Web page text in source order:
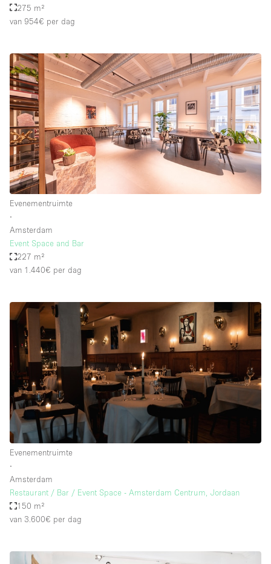
275 m²
van 954€ per dag
Evenementruimte
∙
Amsterdam
Event Space and Bar
227 m²
van 1.440€ per dag
Evenementruimte
∙
Amsterdam
Restaurant / Bar / Event Space - Amsterdam Centrum, Jordaan
150 m²
van 3.600€ per dag